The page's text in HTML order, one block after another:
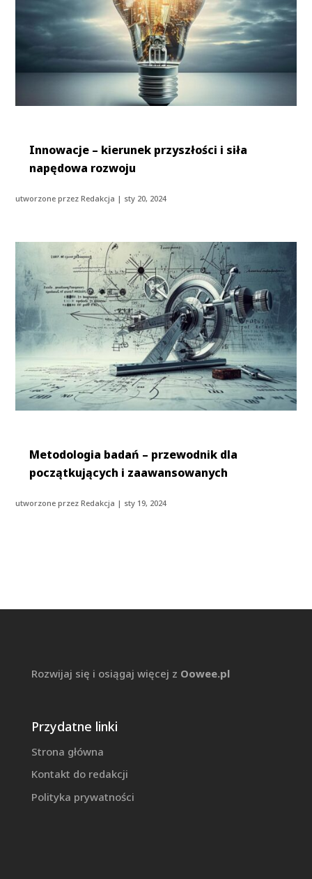
Innowacje – kierunek przyszłości i siła
napędowa rozwoju
utworzone przezRedakcja | sty 20, 2024
Metodologia badań – przewodnik dla
początkujących i zaawansowanych
utworzone przezRedakcja | sty 19, 2024
Rozwijaj się i osiągaj więcej z Oowee.pl
Przydatne linki
Strona główna
Kontakt do redakcji
Polityka prywatności